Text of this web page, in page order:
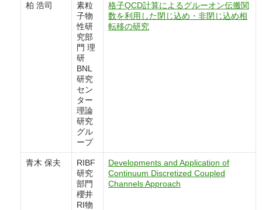
柏 浩司
素粒
子物
性研
究部
門 理
研
BNL
研究
セン
ター
理論
研究
グル
ープ
格子QCD計算によるグルーオン伝搬関
数を利用した閉じ込め・非閉じ込め相
転移の研究
青木 保夫
RIBF
研究
部門
櫻井
RI物
Developments and Application of
Continuum Discretized Coupled
Channels Approach